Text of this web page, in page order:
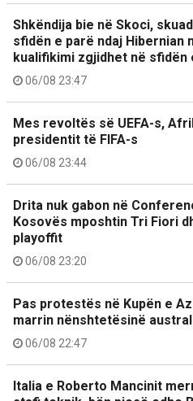
Shkëndija bie në Skoci,
sfidën e parë ndaj Hibernian
kualifikimi zgjidhet në sfidën
06/08 23:47
Mes revoltës së UEFA-s,
presidentit të FIFA-s
06/08 23:44
Drita nuk gabon në
Kosovës mposhtin Tri Fiori
playoffit
06/08 23:20
Pas protestës në Kupën e
marrin nënshtetësinë
06/08 22:47
Italia e Roberto Mancinit